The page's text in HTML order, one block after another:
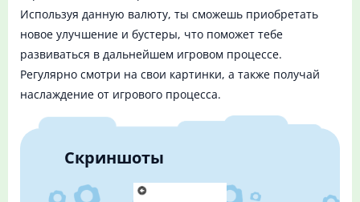
Используя данную валюту, ты сможешь приобретать
новое улучшение и бустеры, что поможет тебе
развиваться в дальнейшем игровом процессе.
Регулярно смотри на свои картинки, а также получай
наслаждение от игрового процесса.
Скриншоты